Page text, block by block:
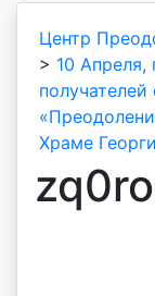
Центр
> 10 Апреля,
Храме